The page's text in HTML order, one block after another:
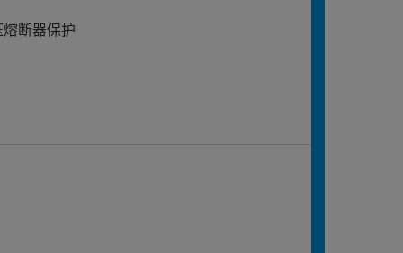
断器保护